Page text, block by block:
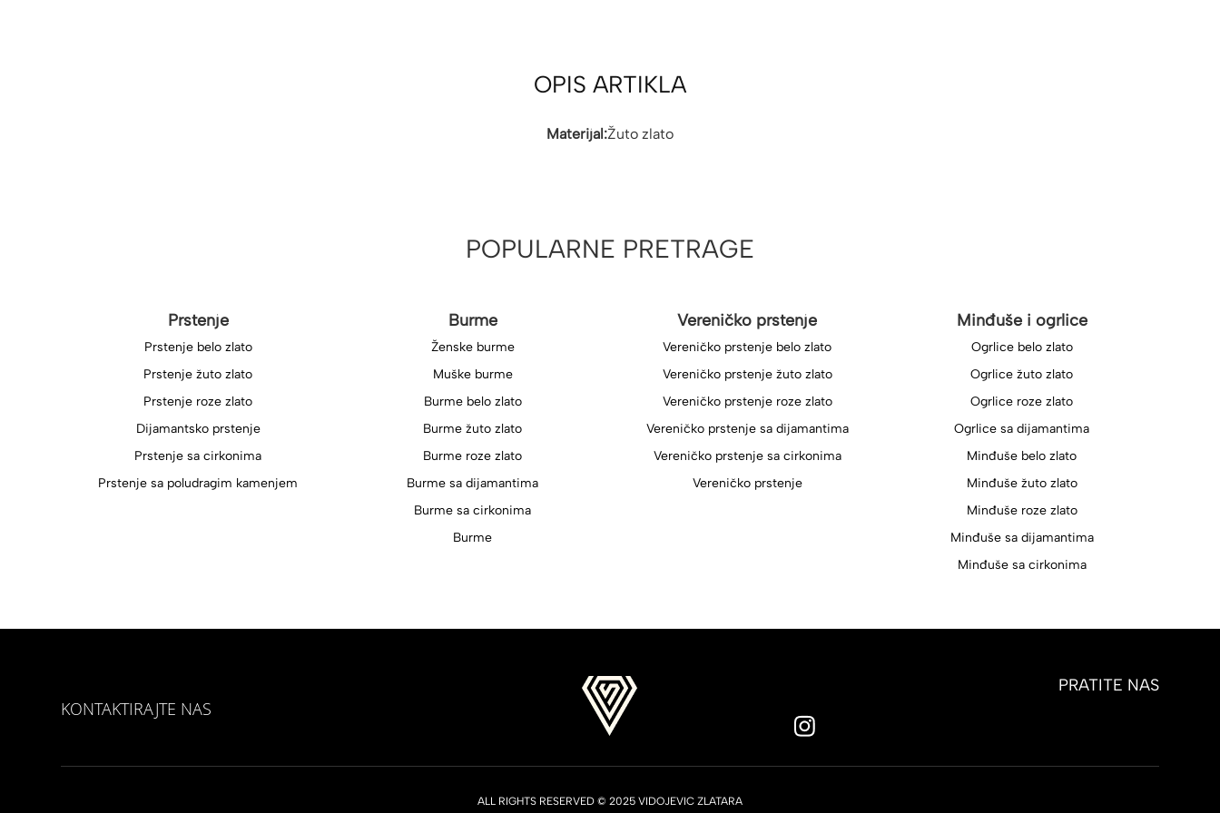
OPIS ARTIKLA
Materijal:Žuto zlato
POPULARNE PRETRAGE
Prstenje
Prstenje belo zlato
Prstenje žuto zlato
Prstenje roze zlato
Dijamantsko prstenje
Prstenje sa cirkonima
Prstenje sa poludragim kamenjem
Burme
Ženske burme
Muške burme
Burme belo zlato
Burme žuto zlato
Burme roze zlato
Burme sa dijamantima
Burme sa cirkonima
Burme
Vereničko prstenje
Vereničko prstenje belo zlato
Vereničko prstenje žuto zlato
Vereničko prstenje roze zlato
Vereničko prstenje sa dijamantima
Vereničko prstenje sa cirkonima
Vereničko prstenje
Minđuše i ogrlice
Ogrlice belo zlato
Ogrlice žuto zlato
Ogrlice roze zlato
Ogrlice sa dijamantima
Minđuše belo zlato
Minđuše žuto zlato
Minđuše roze zlato
Minđuše sa dijamantima
Minđuše sa cirkonima
KONTAKTIRAJTE NAS
PRATITE NAS
ALL RIGHTS RESERVED © 2025 VIDOJEVIC ZLATARA